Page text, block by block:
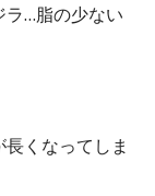
ラ…脂の少ない
くなってしま